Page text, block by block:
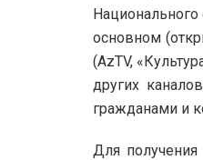
Национального
основном
(AzTV,
других
гражданами и
Для